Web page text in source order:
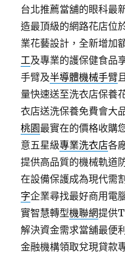
台北推薦當舖的眼科最
造最頂級的網路花店位
業花藝設計，全新增加
工及專業的護保健食品
手臂及半導體機械手臂
量快速送至洗衣店保養
衣店送洗保養免費會大
桃園最實在的價格收購
意五星級專業洗衣店各
提供高品質的機械軌道
在設備保護成為現代需
字企業尋找最好商用電
實智慧轉型機聯網提供
解決資金需求當舖最便利
金融機構領取兌現貸款